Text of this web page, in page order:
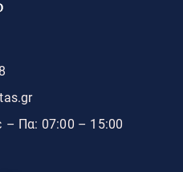
– Πα: 07:00 – 15:00